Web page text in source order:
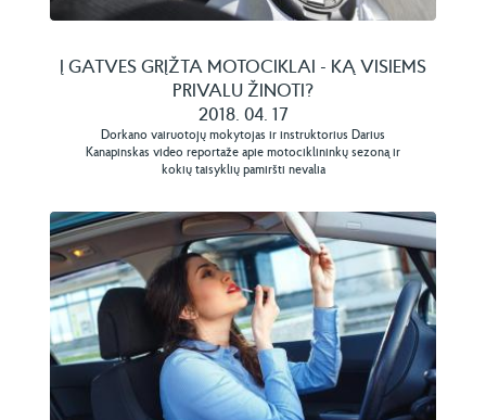
Į GATVES GRĮŽTA MOTOCIKLAI - KĄ VISIEMS
PRIVALU ŽINOTI?
2018. 04. 17
Dorkano vairuotojų mokytojas ir instruktorius Darius
Kanapinskas video reportaže apie motociklininkų sezoną ir
kokių taisyklių pamiršti nevalia